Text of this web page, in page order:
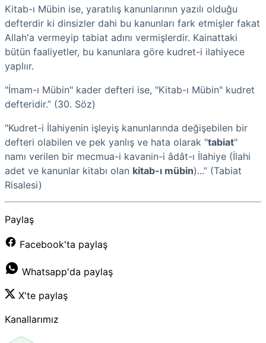
Kitab-ı Mübin ise, yaratılış kanunlarının yazılı olduğu
defterdir ki dinsizler dahi bu kanunları fark etmişler fakat
Allah'a vermeyip tabiat adını vermişlerdir. Kainattaki
bütün faaliyetler, bu kanunlara göre kudret-i ilahiyece
yaplıır.
"İmam-ı Mübin" kader defteri ise, "Kitab-ı Mübin" kudret
defteridir.” (30. Söz)
"Kudret-i İlahiyenin işleyiş kanunlarında değişebilen bir
defteri olabilen ve pek yanlış ve hata olarak "tabiat"
namı verilen bir mecmua-i kavanin-i âdât-ı İlahiye (İlahi
adet ve kanunlar kitabı olan kitab-ı mübin)...” (Tabiat
Risalesi)
Paylaş
Facebook'ta paylaş
Whatsapp'da paylaş
X'te paylaş
Kanallarımız